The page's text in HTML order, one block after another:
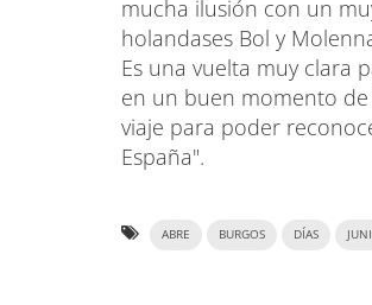
mucha ilusión con un
holandases Bol y
Es una vuelta muy clara
en un buen momento
viaje para poder
España".
ABRE BURGOS DÍAS